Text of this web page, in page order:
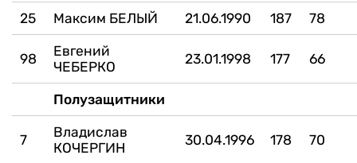
25 Максим БЕЛЫЙ 21.06.1990 187 78
98
Евгений
ЧЕБЕРКО
23.01.1998 177 66
Полузащитники
7
Владислав
КОЧЕРГИН
30.04.1996 178 70